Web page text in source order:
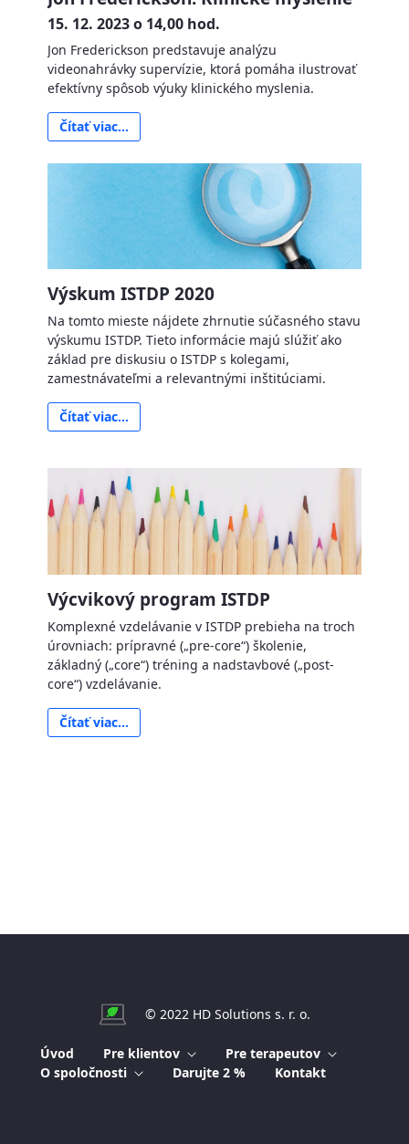
15. 12. 2023 o 14,00 hod.
Jon Frederickson predstavuje analýzu
videonahrávky supervízie, ktorá pomáha ilustrovať
efektívny spôsob výuky klinického myslenia.
Čítať viac...
Výskum ISTDP 2020
Na tomto mieste nájdete zhrnutie súčasného stavu
výskumu ISTDP. Tieto informácie majú slúžiť ako
základ pre diskusiu o ISTDP s kolegami,
zamestnávateľmi a relevantnými inštitúciami.
Čítať viac...
Výcvikový program ISTDP
Komplexné vzdelávanie v ISTDP prebieha na troch
úrovniach: prípravné („pre-core“) školenie,
základný („core“) tréning a nadstavbové („post-
core“) vzdelávanie.
Čítať viac...
© 2022 HD Solutions s. r. o.
Úvod Pre klientov
Pre terapeutov
O spoločnosti
Darujte 2 % Kontakt